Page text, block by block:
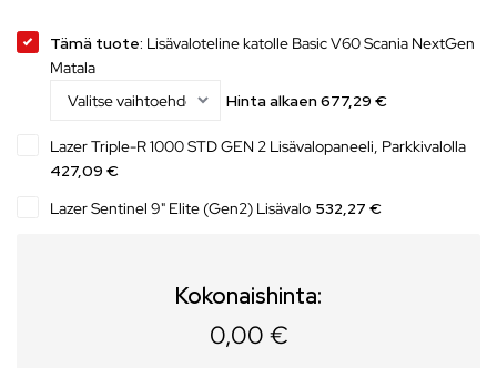
Tämä tuote: Lisävaloteline katolle Basic V60 Scania NextGen
Matala
Hinta alkaen677,29 €
Lazer Triple-R 1000 STD GEN 2 Lisävalopaneeli, Parkkivalolla
427,09 €
Lazer Sentinel 9" Elite (Gen2) Lisävalo 532,27 €
Kokonaishinta:
0,00 €